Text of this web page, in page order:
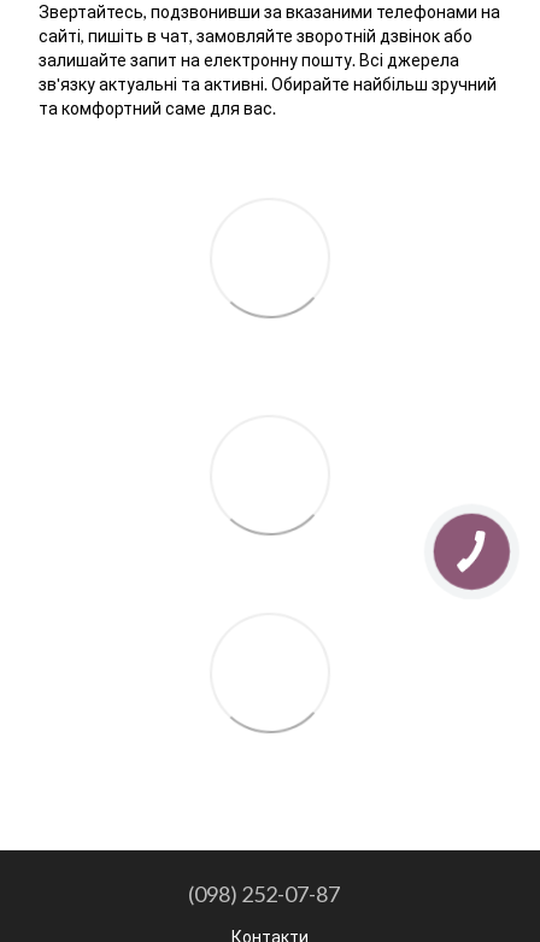
Звертайтесь, подзвонивши за вказаними телефонами на
сайті, пишіть в чат, замовляйте зворотній дзвінок або
залишайте запит на електронну пошту. Всі джерела
зв'язку актуальні та активні. Обирайте найбільш зручний
та комфортний саме для вас.
(098) 252-07-87
Контакти